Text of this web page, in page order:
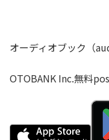
オーディオブック（
OTOBANK Inc.無料